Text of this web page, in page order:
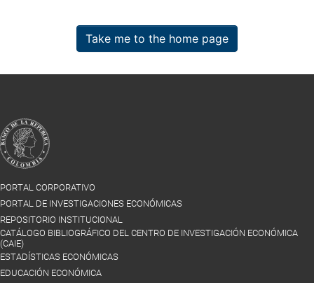
Take me to the home page
PORTAL CORPORATIVO
PORTAL DE INVESTIGACIONES ECONÓMICAS
REPOSITORIO INSTITUCIONAL
CATÁLOGO BIBLIOGRÁFICO DEL CENTRO DE INVESTIGACIÓN ECONÓMICA
(CAIE)
ESTADÍSTICAS ECONÓMICAS
EDUCACIÓN ECONÓMICA